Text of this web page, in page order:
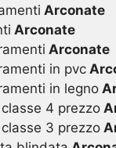
Arconate
Arconate
Arconate
in pvc
in legno
4 prezzo
3 prezzo